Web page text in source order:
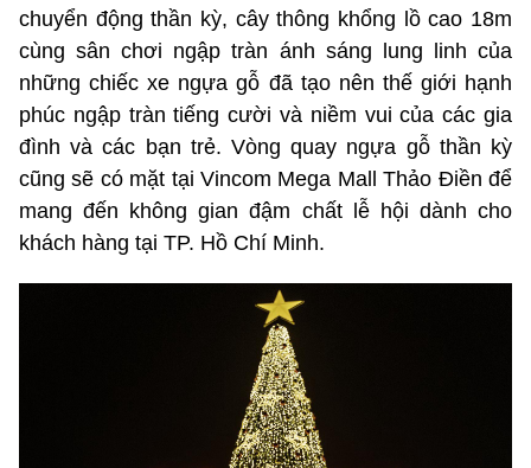
chuyển động thần kỳ, cây thông khổng lồ cao 18m
cùng sân chơi ngập tràn ánh sáng lung linh của
những chiếc xe ngựa gỗ đã tạo nên thế giới hạnh
phúc ngập tràn tiếng cười và niềm vui của các gia
đình và các bạn trẻ. Vòng quay ngựa gỗ thần kỳ
cũng sẽ có mặt tại Vincom Mega Mall Thảo Điền để
mang đến không gian đậm chất lễ hội dành cho
khách hàng tại TP. Hồ Chí Minh.